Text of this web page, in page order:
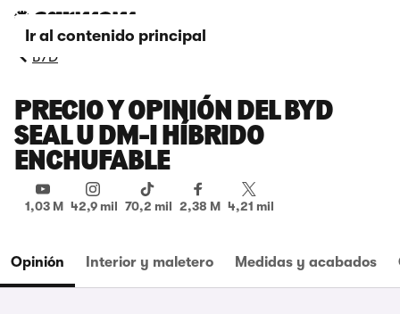
Ir al contenido principal
BYD
PRECIO Y OPINIÓN DEL BYD
SEAL U DM-I HÍBRIDO
ENCHUFABLE
1,03 M 42,9 mil 70,2 mil 2,38 M 4,21 mil
Opinión Interior y maletero Medidas y acabados